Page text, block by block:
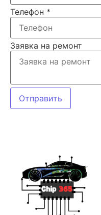
Телефон *
Заявка на ремонт
Отправить